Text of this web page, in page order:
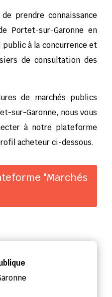
prendre connaissance
Portet-sur-Garonne en
public à la concurrence et
de consultation des
de marchés publics
sur-Garonne, nous vous
à notre plateforme
acheteur ci-dessous.
"Marchés